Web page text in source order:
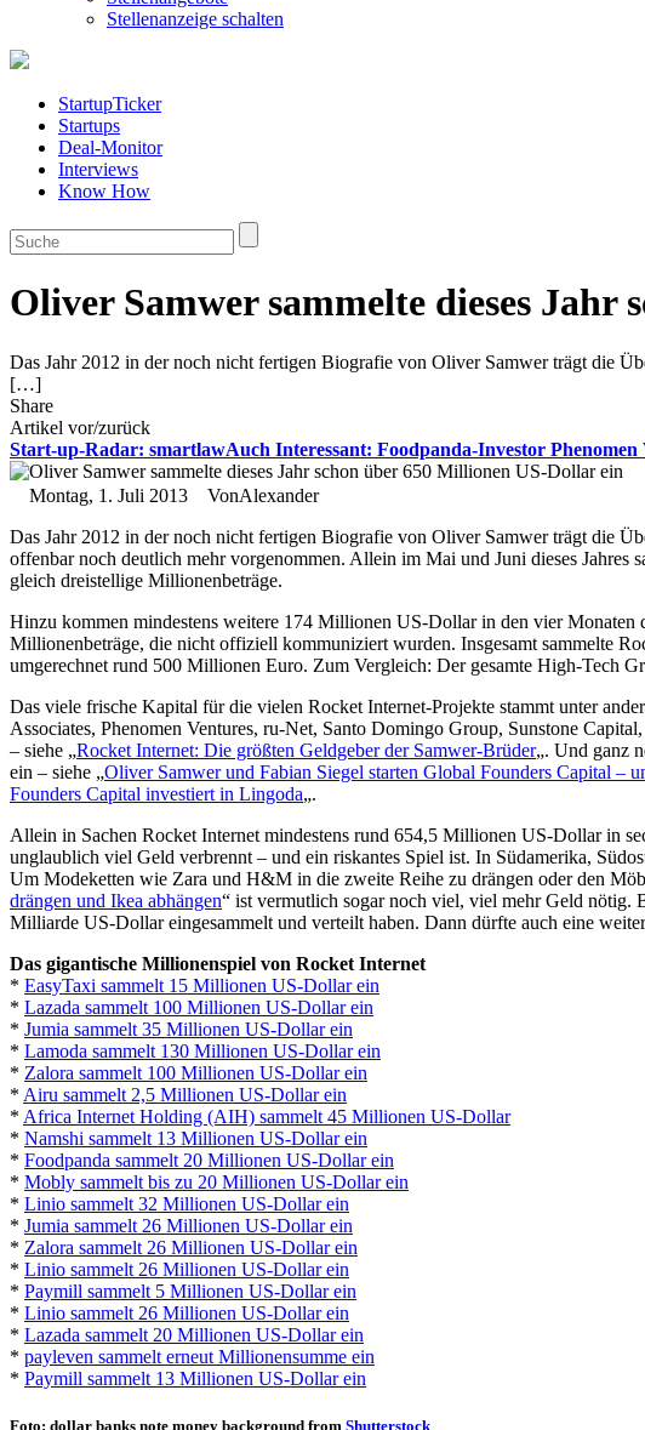
Stellenanzeige schalten
StartupTicker
Startups
Deal-Monitor
Interviews
Know How
Oliver Samwer sammelte dieses
Das Jahr 2012 in der noch nicht fertigen Biografie von Oliver Samwer trägt die
[…]
Share
Artikel vor/zurück
Start-up-Radar: smartlawAuch Interessant: Foodpanda-Investor
Montag, 1. Juli 2013 VonAlexander
Das Jahr 2012 in der noch nicht fertigen Biografie von Oliver Samwer trägt die
offenbar noch deutlich mehr vorgenommen. Allein im Mai und Juni dieses
gleich dreistellige Millionenbeträge.
Hinzu kommen mindestens weitere 174 Millionen US-Dollar in den vier
Millionenbeträge, die nicht offiziell kommuniziert wurden. Insgesamt sammelte
umgerechnet rund 500 Millionen Euro. Zum Vergleich: Der gesamte High-Tech
Das viele frische Kapital für die vielen Rocket Internet-Projekte stammt unter
Associates, Phenomen Ventures, ru-Net, Santo Domingo Group, Sunstone
– siehe „Rocket Internet: Die größten Geldgeber der Samwer-Brüder„. Und ganz
ein – siehe „Oliver Samwer und Fabian Siegel starten Global Founders Capital –
Founders Capital investiert in Lingoda„.
Allein in Sachen Rocket Internet mindestens rund 654,5 Millionen US-Dollar in
unglaublich viel Geld verbrennt – und ein riskantes Spiel ist. In Südamerika,
Um Modeketten wie Zara und H&M in die zweite Reihe zu drängen oder den
drängen und Ikea abhängen“ ist vermutlich sogar noch viel, viel mehr Geld nötig.
Milliarde US-Dollar eingesammelt und verteilt haben. Dann dürfte auch eine
Das gigantische Millionenspiel von Rocket Internet
* EasyTaxi sammelt 15 Millionen US-Dollar ein
* Lazada sammelt 100 Millionen US-Dollar ein
* Jumia sammelt 35 Millionen US-Dollar ein
* Lamoda sammelt 130 Millionen US-Dollar ein
* Zalora sammelt 100 Millionen US-Dollar ein
* Airu sammelt 2,5 Millionen US-Dollar ein
* Africa Internet Holding (AIH) sammelt 45 Millionen US-Dollar
* Namshi sammelt 13 Millionen US-Dollar ein
* Foodpanda sammelt 20 Millionen US-Dollar ein
* Mobly sammelt bis zu 20 Millionen US-Dollar ein
* Linio sammelt 32 Millionen US-Dollar ein
* Jumia sammelt 26 Millionen US-Dollar ein
* Zalora sammelt 26 Millionen US-Dollar ein
* Linio sammelt 26 Millionen US-Dollar ein
* Paymill sammelt 5 Millionen US-Dollar ein
* Linio sammelt 26 Millionen US-Dollar ein
* Lazada sammelt 20 Millionen US-Dollar ein
* payleven sammelt erneut Millionensumme ein
* Paymill sammelt 13 Millionen US-Dollar ein
Foto: dollar banks note money background from Shutterstock